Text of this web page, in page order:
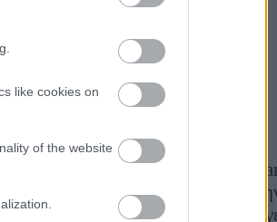
like cookies on
of the website
του ιού
υπουργών
έως τα
28 Ιουλίου 2026, 11:05
Cavos
αυθεντική
συναντά τη